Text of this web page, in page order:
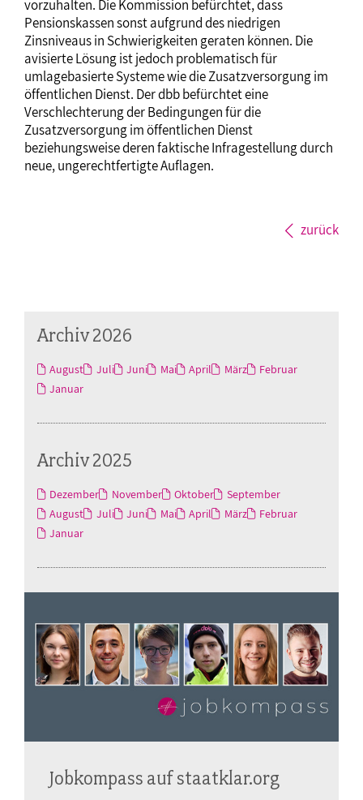
vorzuhalten. Die Kommission befürchtet, dass
Pensionskassen sonst aufgrund des niedrigen
Zinsniveaus in Schwierigkeiten geraten können. Die
avisierte Lösung ist jedoch problematisch für
umlagebasierte Systeme wie die Zusatzversorgung im
öffentlichen Dienst. Der dbb befürchtet eine
Verschlechterung der Bedingungen für die
Zusatzversorgung im öffentlichen Dienst
beziehungsweise deren faktische Infragestellung durch
neue, ungerechtfertigte Auflagen.
zurück
Archiv 2026
August Juli Juni Mai April März
Februar
Januar
Archiv 2025
Dezember November Oktober
September
August
Juli Juni Mai April März
Februar
Januar
Jobkompass auf staatklar.org